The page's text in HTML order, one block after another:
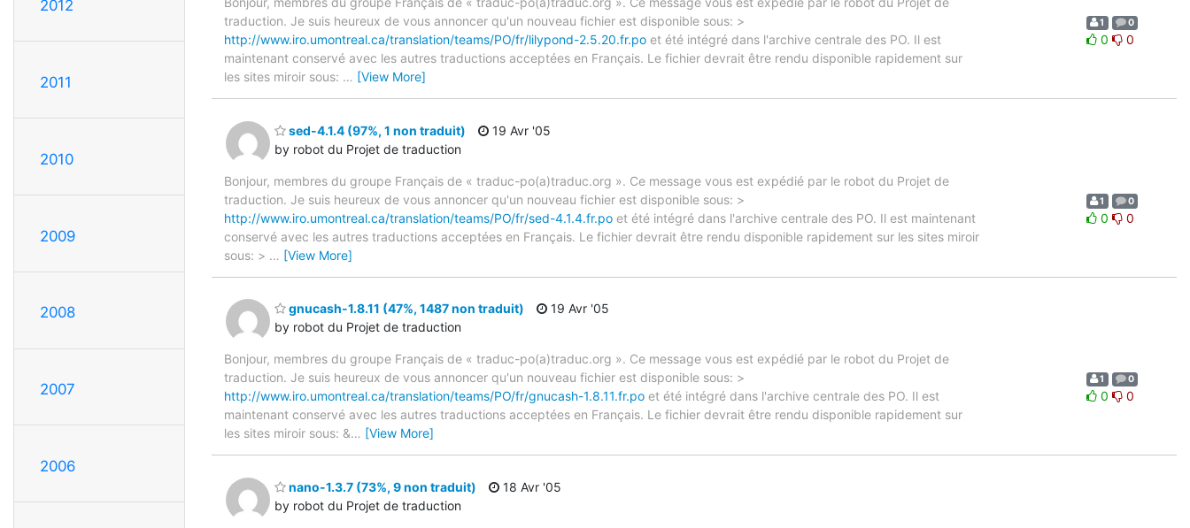
2012
2011
2010
2009
2008
2007
2006
traduction. Je suis heureux de vous annoncer qu'un nouveau fichier est disponible sous: >
http://www.iro.umontreal.ca/translation/teams/PO/fr/lilypond-2.5.20.fr.po et été intégré dans l'archive centrale des PO. Il est
maintenant conservé avec les autres traductions acceptées en Français. Le fichier devrait être rendu disponible rapidement sur
les sites miroir sous: … [View More]
1 0
0 0
sed-4.1.4 (97%, 1 non traduit)
by robot du Projet de traduction
19 Avr '05
Bonjour, membres du groupe Français de « traduc-po(a)traduc.org ». Ce message vous est expédié par le robot du Projet de
traduction. Je suis heureux de vous annoncer qu'un nouveau fichier est disponible sous: >
http://www.iro.umontreal.ca/translation/teams/PO/fr/sed-4.1.4.fr.po et été intégré dans l'archive centrale des PO. Il est maintenant
conservé avec les autres traductions acceptées en Français. Le fichier devrait être rendu disponible rapidement sur les sites miroir
sous: > … [View More]
1 0
0 0
gnucash-1.8.11 (47%, 1487 non traduit)
by robot du Projet de traduction
19 Avr '05
Bonjour, membres du groupe Français de « traduc-po(a)traduc.org ». Ce message vous est expédié par le robot du Projet de
traduction. Je suis heureux de vous annoncer qu'un nouveau fichier est disponible sous: >
http://www.iro.umontreal.ca/translation/teams/PO/fr/gnucash-1.8.11.fr.po et été intégré dans l'archive centrale des PO. Il est
maintenant conservé avec les autres traductions acceptées en Français. Le fichier devrait être rendu disponible rapidement sur
les sites miroir sous: &… [View More]
1 0
0 0
nano-1.3.7 (73%, 9 non traduit)
by robot du Projet de traduction
18 Avr '05